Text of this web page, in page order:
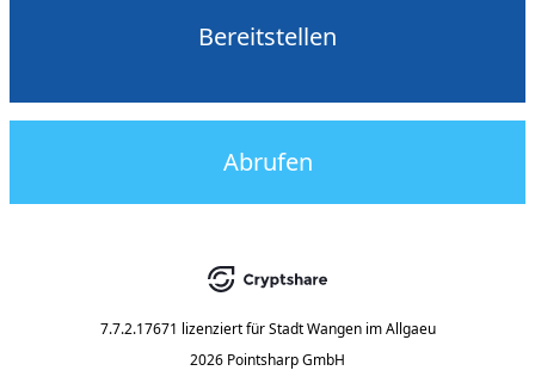
Bereitstellen
Abrufen
7.7.2.17671 lizenziert für Stadt Wangen im Allgaeu
2026 Pointsharp GmbH